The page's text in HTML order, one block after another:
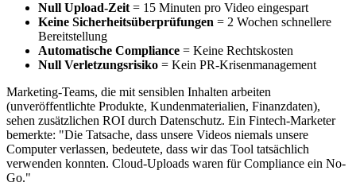
Null Upload-Zeit = 15 Minuten pro Video eingespart
Keine Sicherheitsüberprüfungen = 2 Wochen schnellere
Bereitstellung
Automatische Compliance = Keine Rechtskosten
Null Verletzungsrisiko = Kein PR-Krisenmanagement
Marketing-Teams, die mit sensiblen Inhalten arbeiten
(unveröffentlichte Produkte, Kundenmaterialien, Finanzdaten),
sehen zusätzlichen ROI durch Datenschutz. Ein Fintech-Marketer
bemerkte: "Die Tatsache, dass unsere Videos niemals unsere
Computer verlassen, bedeutete, dass wir das Tool tatsächlich
verwenden konnten. Cloud-Uploads waren für Compliance ein No-
Go."